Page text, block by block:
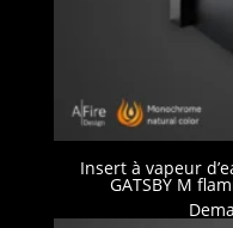
Insert à vapeur
GATSBY M